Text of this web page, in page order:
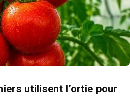
utilisent l’ortie pour